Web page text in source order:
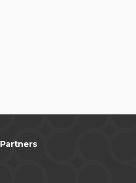
Partners